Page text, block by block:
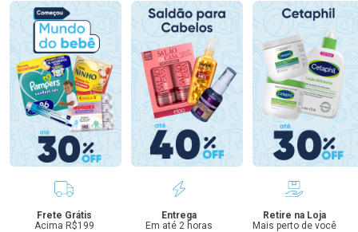
Benefícios
Frete Grátis
Acima R$199
Entrega
Em até 2 horas
Retire na Loja
Mais perto de você